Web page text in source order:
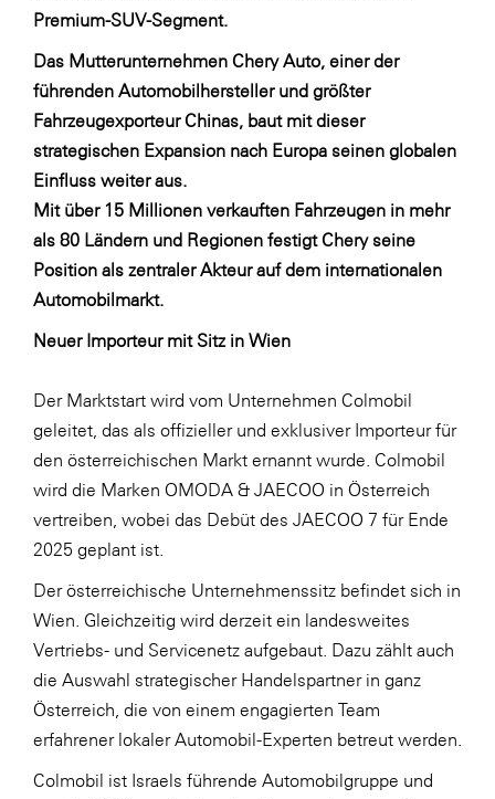
Johnson & Johnson
JELD-WEN DANA
LAT Nitrogen
Libro
Die Menü-Manufaktur
MTH Retail Group
OMV
PAGRO
PHH Rechtsanwält:innen
Salesforce
sebamed
SeneCura
SERVICE&MORE
SKINUANCE®
Somfy
Sony DADC
Premium-SUV-Segment.
Das Mutterunternehmen Chery Auto, einer der
führenden Automobilhersteller und größter
Fahrzeugexporteur Chinas, baut mit dieser
strategischen Expansion nach Europa seinen globalen
Einfluss weiter aus.
Mit über 15 Millionen verkauften Fahrzeugen in mehr
als 80 Ländern und Regionen festigt Chery seine
Position als zentraler Akteur auf dem internationalen
Automobilmarkt.
Neuer Importeur mit Sitz in Wien
Der Marktstart wird vom Unternehmen Colmobil
geleitet, das als offizieller und exklusiver Importeur für
den österreichischen Markt ernannt wurde. Colmobil
wird die Marken OMODA & JAECOO in Österreich
vertreiben, wobei das Debüt des JAECOO 7 für Ende
2025 geplant ist.
Der österreichische Unternehmenssitz befindet sich in
Wien. Gleichzeitig wird derzeit ein landesweites
Vertriebs- und Servicenetz aufgebaut. Dazu zählt auch
die Auswahl strategischer Handelspartner in ganz
Österreich, die von einem engagierten Team
erfahrener lokaler Automobil-Experten betreut werden.
Colmobil ist Israels führende Automobilgruppe und